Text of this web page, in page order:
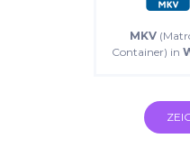
MKV
Container) in